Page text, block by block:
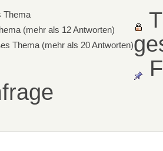
Thema
(mehr als 12 Antworten)
Thema (mehr als 20 Antworten)